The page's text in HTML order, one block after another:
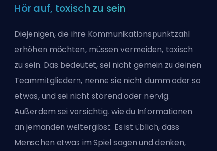
Hör auf, toxisch zu sein
Diejenigen, die ihre Kommunikationspunktzahl
erhöhen möchten, müssen vermeiden, toxisch
zu sein. Das bedeutet, sei nicht gemein zu deinen
Teammitgliedern, nenne sie nicht dumm oder so
etwas, und sei nicht störend oder nervig.
Außerdem sei vorsichtig, wie du Informationen
an jemanden weitergibst. Es ist üblich, dass
Menschen etwas im Spiel sagen und denken,